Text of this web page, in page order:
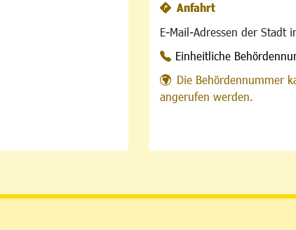
Anfahrt
E-Mail-Adressen der Stadt
Einheitliche
Die Behördennummer
angerufen werden.